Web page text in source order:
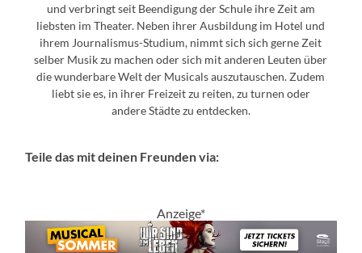
und verbringt seit Beendigung der Schule ihre Zeit am
liebsten im Theater. Neben ihrer Ausbildung im Hotel und
ihrem Journalismus-Studium, nimmt sich sich gerne Zeit
selber Musik zu machen oder sich mit anderen Leuten über
die wunderbare Welt der Musicals auszutauschen. Zudem
liebt sie es, in ihrer Freizeit zu reiten, zu turnen oder
andere Städte zu entdecken.
Teile das mit deinen Freunden via:
Anzeige*